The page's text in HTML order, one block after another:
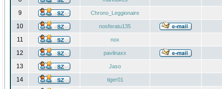
9 Chrono_Leggionaire
10 nosferatu135
11 nox
12 pavlinaxx
13 Jaso
14 tiger01